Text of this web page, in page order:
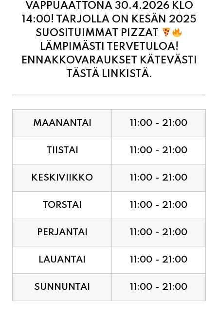
VAPPUAATTONA 30.4.2026 KLO
14:00! TARJOLLA ON KESÄN 2025
SUOSITUIMMAT PIZZAT
LÄMPIMÄSTI TERVETULOA!
ENNAKKOVARAUKSET KÄTEVÄSTI
TÄSTÄ LINKISTÄ.
MAANANTAI 11:00 - 21:00
TIISTAI 11:00 - 21:00
KESKIVIIKKO 11:00 - 21:00
TORSTAI 11:00 - 21:00
PERJANTAI 11:00 - 21:00
LAUANTAI 11:00 - 21:00
SUNNUNTAI 11:00 - 21:00